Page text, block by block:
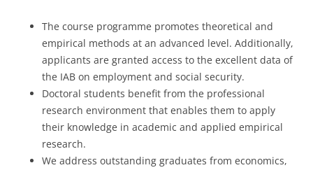
The course programme promotes theoretical and
empirical methods at an advanced level. Additionally,
applicants are granted access to the excellent data of
the IAB on employment and social security.
Doctoral students benefit from the professional
research environment that enables them to apply
their knowledge in academic and applied empirical
research.
We address outstanding graduates from economics,